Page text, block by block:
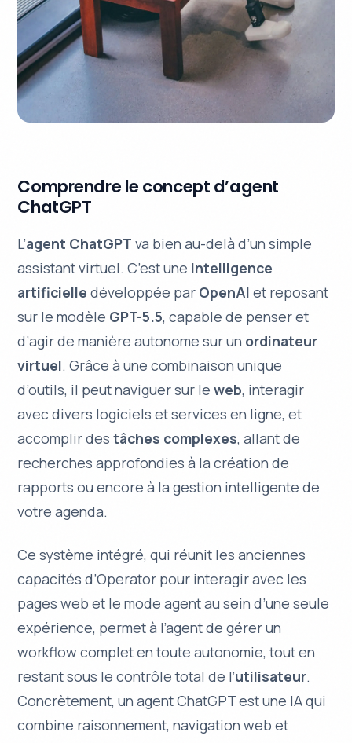
Comprendre le concept d’agent
ChatGPT
L’agent ChatGPT va bien au-delà d’un simple
assistant virtuel. C’est une intelligence
artificielle développée par OpenAI et reposant
sur le modèle GPT-5.5, capable de penseret
d’agirde manière autonome sur un ordinateur
virtuel. Grâce à une combinaison unique
d’outils, il peut naviguer sur leweb, interagir
avec divers logiciels et services en ligne, et
accomplir destâches complexes, allant de
recherches approfondies à la création de
rapports ou encore à la gestion intelligente de
votre agenda.
Ce système intégré, qui réunit les anciennes
capacités d’Operator pour interagir avec les
pages web et le modeagentau sein d’une seule
expérience, permet à l’agent de gérer un
workflow complet en toute autonomie, tout en
restant sous le contrôle total de l’utilisateur.
Concrètement, un agent ChatGPT est une IA qui
combine raisonnement, navigation web et